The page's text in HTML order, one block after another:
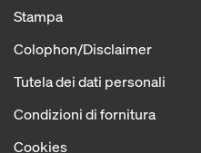
Stampa
Colophon/Disclaimer
Tutela dei dati personali
Condizioni di fornitura
Cookies